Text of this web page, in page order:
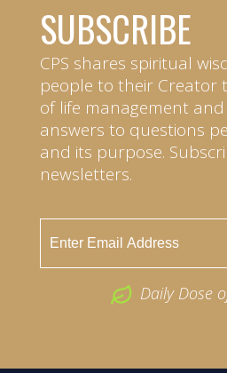
SUBSCRIBE
CPS shares spiritual
people to their Creator
of life management
answers to questions
and its purpose.
newsletters.
Daily Dose